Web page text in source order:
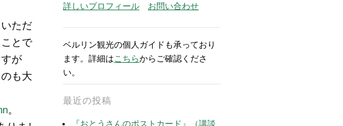
ただ
とで
が
も大
。
詳しいプロフィール お問い合わせ
ベルリン観光の個人ガイドも承っており
ます。詳細はこちらからご確認くださ
い。
最近の投稿
『おとうさんのポストカード』（講談